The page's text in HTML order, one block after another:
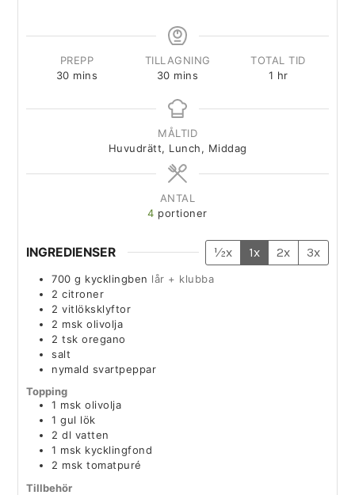
PREPP
30 mins
TILLAGNING
30 mins
TOTAL TID
1 hr
MÅLTID
Huvudrätt, Lunch, Middag
ANTAL
4 portioner
INGREDIENSER ½x 1x 2x 3x
700 g kycklingben lår + klubba
2 citroner
2 vitlöksklyftor
2 msk olivolja
2 tsk oregano
salt
nymald svartpeppar
Topping
1 msk olivolja
1 gul lök
2 dl vatten
1 msk kycklingfond
2 msk tomatpuré
Tillbehör